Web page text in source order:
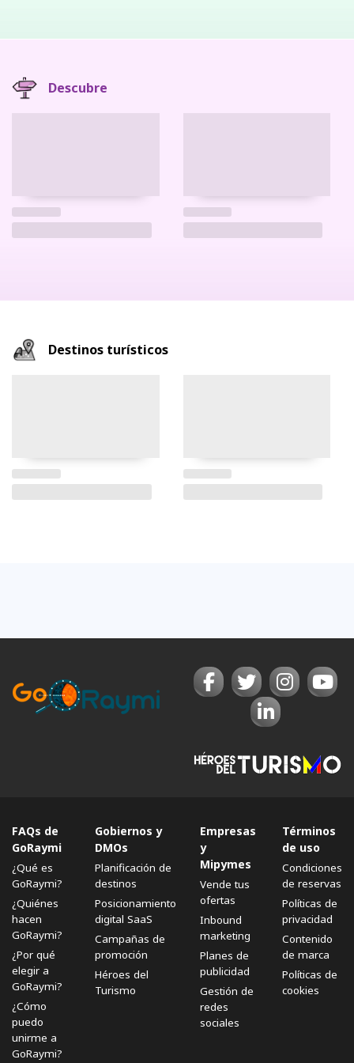
Descubre
Destinos turísticos
FAQs de
GoRaymi
¿Qué es
GoRaymi?
¿Quiénes
hacen
GoRaymi?
¿Por qué
elegir a
GoRaymi?
¿Cómo
puedo
unirme a
GoRaymi?
Gobiernos y
DMOs
Planificación de
destinos
Posicionamiento
digital SaaS
Campañas de
promoción
Héroes del
Turismo
Empresas
y
Mipymes
Vende tus
ofertas
Inbound
marketing
Planes de
publicidad
Gestión de
redes
sociales
Términos
de uso
Condiciones
de reservas
Políticas de
privacidad
Contenido
de marca
Políticas de
cookies